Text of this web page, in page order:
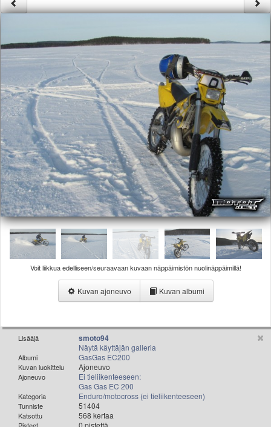
Säännöt ja ohjeet
Uudet kuvat
Uudet videot
Uudet kommentit
MYYDÄÄN
Haku
Ohjeet
Ajoneuvot
Osat
TIETOPANKKI
TAPAHTUMAT
MP15 kuvia
MP14 kuvia
MP13 kuvia
ACS 2015 kuvia
Lisää uusi tapahtuma
UUTISET
Valitse paikkakunta
Helsingin sää
Oulun sää
Rovaniemen sää
MUUT
VIP-jäsenyys
Paidat ja vaatteet
Suunnittele oma paita
Voit liikkua edelliseen/seuraavaan kuvaan näppäimistön nuolinäppäimillä!
Kuvan ajoneuvo Kuvan albumi
Lisääjä smoto94
Näytä käyttäjän galleria
Albumi GasGas EC200
Kuvan luokittelu Ajoneuvo
Ajoneuvo
Ei tieliikenteeseen:
Gas Gas EC 200
Kategoria Enduro/motocross (ei tieliikenteeseen)
Tunniste 51404
Katsottu 568 kertaa